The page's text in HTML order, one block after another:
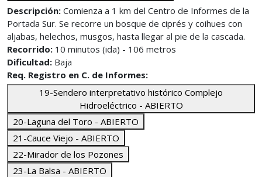
Descripción: Comienza a 1 km del Centro de Informes de la
Portada Sur. Se recorre un bosque de ciprés y coihues con
aljabas, helechos, musgos, hasta llegar al pie de la cascada.
Recorrido: 10 minutos (ida) - 106 metros
Dificultad: Baja
Req. Registro en C. de Informes:
19-Sendero interpretativo histórico Complejo
Hidroeléctrico - ABIERTO
20-Laguna del Toro - ABIERTO
21-Cauce Viejo - ABIERTO
22-Mirador de los Pozones
23-La Balsa - ABIERTO